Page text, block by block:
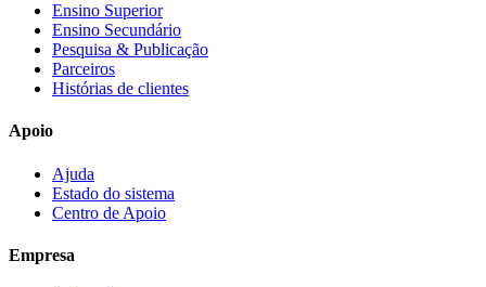
Ensino Superior
Ensino Secundário
Pesquisa & Publicação
Parceiros
Histórias de clientes
Apoio
Ajuda
Estado do sistema
Centro de Apoio
Empresa